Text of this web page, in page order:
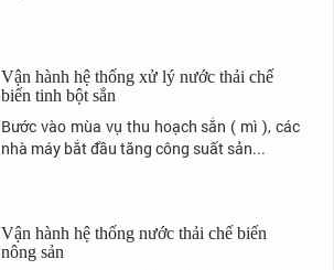
Vận hành hệ thống xử lý nước thải chế
biến tinh bột sắn
Bước vào mùa vụ thu hoạch sắn ( mì ), các
nhà máy bắt đầu tăng công suất sản...
Vận hành hệ thống nước thải chế biến
nông sản